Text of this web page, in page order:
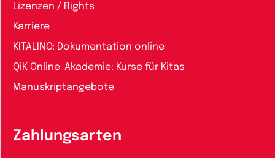
Lizenzen / Rights
Karriere
KITALINO: Dokumentation online
QiK Online-Akademie: Kurse für Kitas
Manuskriptangebote
Zahlungsarten